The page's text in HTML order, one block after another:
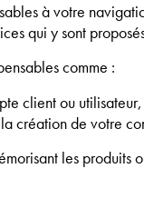
à votre
qui y sont
comme :
client ou
création de votre
les produits